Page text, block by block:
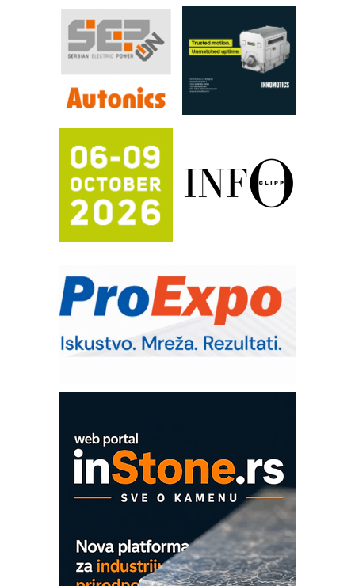
RILINEX kompanije Rittal
FANUC: Najbolje za vašu pametnu
automatizaciju
Efikasno upravljanje energijom
Automatizacija pakovanja · Display
Potpuna efikasnost bez složenih
sistema
Trajna oznaka kao dugoročna korist
Bezbednost na prvom mestu!
IB BLUMENAUER - više od 40 godina
poverenja u industriji
– Pametna signalizacija za efikasnije
upravljanje mašinama
Sigurnije ispitivanje transformatora u
solarnim elektranama i vetroparkovima
Pranje točkova na gradilištu- standard
Proizvodnja iC7 Hybrid 1500 VDC
COMBYPACK
EVOKS Maintenance Management
ROSA i SCHUNK podižu proizvodnju
Detekcija različitih oblika